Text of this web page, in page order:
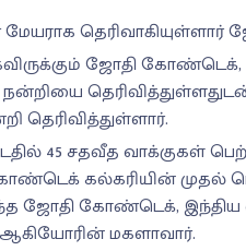
ஜோதி கோண்டெக்,
நன்றியை
தெரிவித்துள்ளார்.
45 சதவீத வாக்குகள்
கோண்டெக் கல்கரியின்
ஜோதி கோண்டெக்,
ஆகியோரின் மகளாவார்.